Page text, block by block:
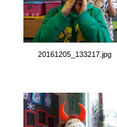
20161205_133217.jpg